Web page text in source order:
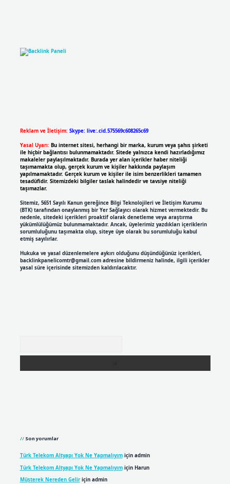
Reklam ve İletişim: Skype: live:.cid.575569c608265c69
Yasal Uyarı: Bu internet sitesi, herhangi bir marka, kurum veya şahıs şirketi
ile hiçbir bağlantısı bulunmamaktadır. Sitede yalnızca kendi hazırladığımız
makaleler paylaşılmaktadır. Burada yer alan içerikler haber niteliği
taşımamakta olup, gerçek kurum ve kişiler hakkında paylaşım
yapılmamaktadır. Gerçek kurum ve kişiler ile isim benzerlikleri tamamen
tesadüfidir. Sitemizdeki bilgiler taslak halindedir ve tavsiye niteliği
taşımazlar.
Sitemiz, 5651 Sayılı Kanun gereğince Bilgi Teknolojileri ve İletişim Kurumu
(BTK) tarafından onaylanmış bir Yer Sağlayıcı olarak hizmet vermektedir. Bu
nedenle, sitedeki içerikleri proaktif olarak denetleme veya araştırma
yükümlülüğümüz bulunmamaktadır. Ancak, üyelerimiz yazdıkları içeriklerin
sorumluluğunu taşımakta olup, siteye üye olarak bu sorumluluğu kabul
etmiş sayılırlar.
Hukuka ve yasal düzenlemelere aykırı olduğunu düşündüğünüz içerikleri,
backlinkpanelicomtr@gmail.comadresine bildirmeniz halinde, ilgili içerikler
yasal süre içerisinde sitemizden kaldırılacaktır.
Son yorumlar
Türk Telekom Altyapı Yok Ne Yapmalıyımiçin admin
Türk Telekom Altyapı Yok Ne Yapmalıyımiçin Harun
Müşterek Nereden Geliriçin admin